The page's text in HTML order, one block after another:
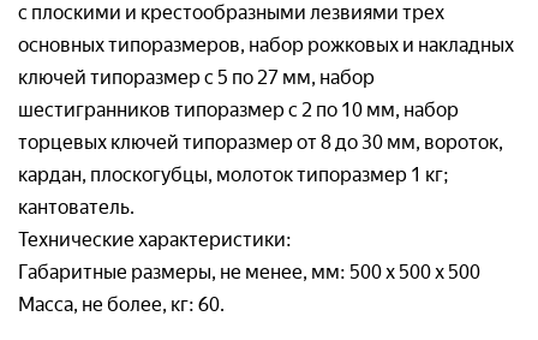
с плоскими и крестообразными лезвиями трех
основных типоразмеров, набор рожковых и накладных
ключей типоразмер с 5 по 27 мм, набор
шестигранников типоразмер с 2 по 10 мм, набор
торцевых ключей типоразмер от 8 до 30 мм, вороток,
кардан, плоскогубцы, молоток типоразмер 1 кг;
кантователь.
Технические характеристики:
Габаритные размеры, не менее, мм: 500 х 500 х 500
Масса, не более, кг: 60.